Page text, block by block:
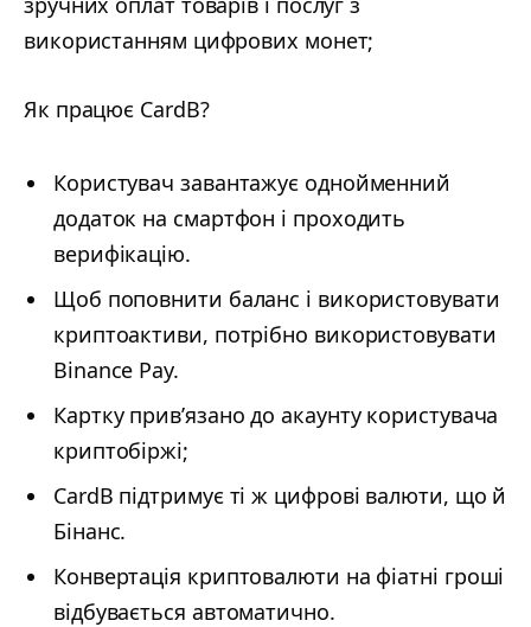
використанням цифрових монет;
Як працює CardB?
Користувач завантажує однойменний
додаток на смартфон і проходить
верифікацію.
Щоб поповнити баланс і використовувати
криптоактиви, потрібно використовувати
Binance Pay.
Картку прив’язано до акаунту користувача
криптобіржі;
CardB підтримує ті ж цифрові валюти, що й
Бінанс.
Конвертація криптовалюти на фіатні гроші
відбувається автоматично.